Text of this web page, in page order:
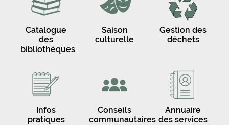
Catalogue
des
bibliothèques
Saison
culturelle
Gestion des
déchets
Infos
pratiques
Conseils
communautaires
Annuaire
des services